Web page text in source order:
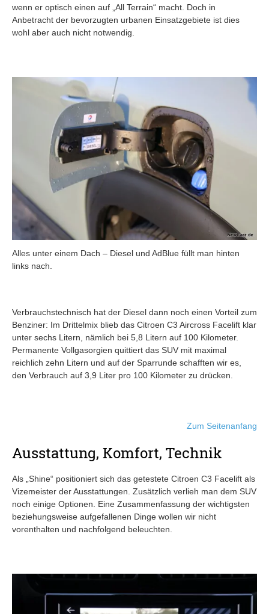
wenn er optisch einen auf „All Terrain“ macht. Doch in
Anbetracht der bevorzugten urbanen Einsatzgebiete ist dies
wohl aber auch nicht notwendig.
Alles unter einem Dach – Diesel und AdBlue füllt man hinten
links nach.
Verbrauchstechnisch hat der Diesel dann noch einen Vorteil zum
Benziner: Im Drittelmix blieb das Citroen C3 Aircross Facelift klar
unter sechs Litern, nämlich bei 5,8 Litern auf 100 Kilometer.
Permanente Vollgasorgien quittiert das SUV mit maximal
reichlich zehn Litern und auf der Sparrunde schafften wir es,
den Verbrauch auf 3,9 Liter pro 100 Kilometer zu drücken.
Zum Seitenanfang
Ausstattung, Komfort, Technik
Als „Shine“ positioniert sich das getestete Citroen C3 Facelift als
Vizemeister der Ausstattungen. Zusätzlich verlieh man dem SUV
noch einige Optionen. Eine Zusammenfassung der wichtigsten
beziehungsweise aufgefallenen Dinge wollen wir nicht
vorenthalten und nachfolgend beleuchten.